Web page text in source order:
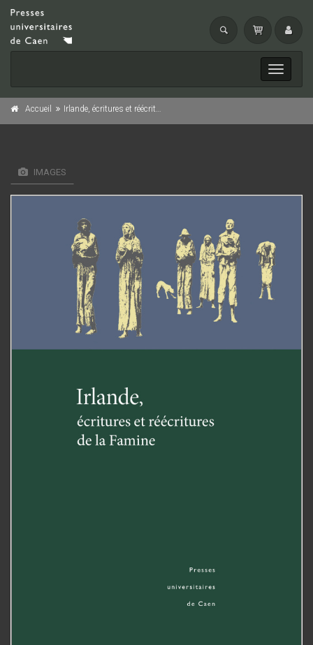
Toggle
Accueil Irlande, écritures et réécritures de la Famine
IMAGES